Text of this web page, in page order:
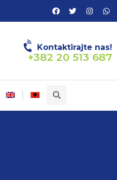
Kontaktirajte nas!
+382 20 513 687